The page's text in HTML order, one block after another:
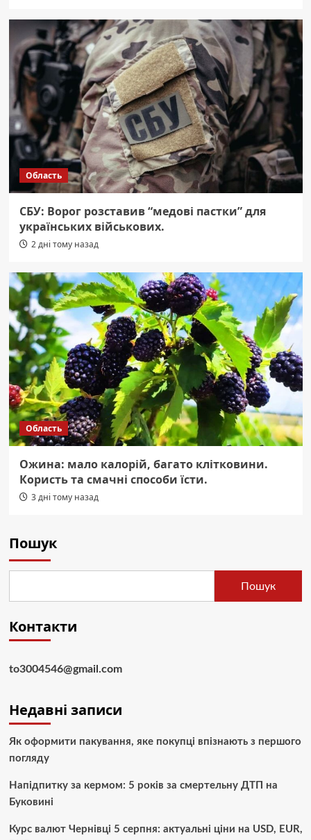
Область
СБУ: Ворог розставив “медові пастки” для
українських військових.
2 дні тому назад
Область
Ожина: мало калорій, багато клітковини.
Користь та смачні способи їсти.
3 дні тому назад
Пошук
Пошук
Контакти
to3004546@gmail.com
Недавні записи
Як оформити пакування, яке покупці впізнають з першого
погляду
Напідпитку за кермом: 5 років за смертельну ДТП на
Буковині
Курс валют Чернівці 5 серпня: актуальні ціни на USD, EUR,